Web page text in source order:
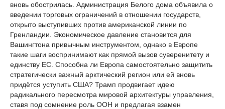
вновь обострилась. Администрация Белого дома объявила о
введении торговых ограничений в отношении государств,
открыто выступивших против американской линии по
Гренландии. Экономическое давление становится для
Вашингтона привычным инструментом, однако в Европе
такие шаги воспринимают как прямой вызов суверенитету и
единству ЕС. Способна ли Европа самостоятельно защитить
стратегически важный арктический регион или ей вновь
придётся уступить США? Трамп продвигает идею
радикального пересмотра мировой архитектуры управления,
ставя под сомнение роль ООН и предлагая взамен